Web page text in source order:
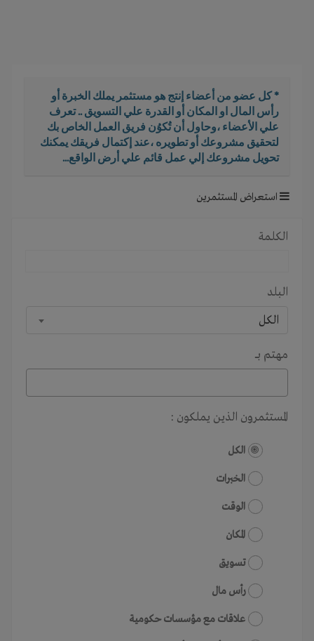
* كل عضو من أعضاء إنتج هو مستثمر يملك الخبرة أو
رأس المال او المكان أو القدرة علي التسويق .. تعرف
علي الأعضاء ،وحاول أن تُكوُن فريق العمل الخاص بك
لتحقيق مشروعك أو تطويره ،عند إكتمال فريقك يمكنك
تحويل مشروعك إلي عمل قائم علي أرض الواقع...
استعراض المستثمرين
الكلمة
البلد
الكل
مهتم بـــ
المستثمرون الذين يملكون :
الكل
الخبرات
الوقت
المكان
تسويق
رأس مال
علاقات مع مؤسسات حكومية